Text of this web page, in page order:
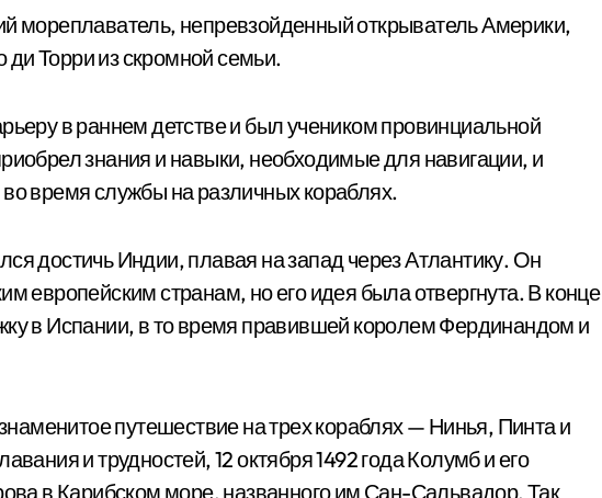
мореплаватель, непревзойденный открыватель Америки,
ди Торри из скромной семьи.
в раннем детстве и был учеником провинциальной
знания и навыки, необходимые для навигации, и
время службы на различных кораблях.
достичь Индии, плавая на запад через Атлантику. Он
европейским странам, но его идея была отвергнута. В конце
в Испании, в то время правившей королем Фердинандом и
путешествие на трех кораблях — Нинья, Пинта и
и трудностей, 12 октября 1492 года Колумб и его
в Карибском море, названного им Сан-Сальвадор. Так